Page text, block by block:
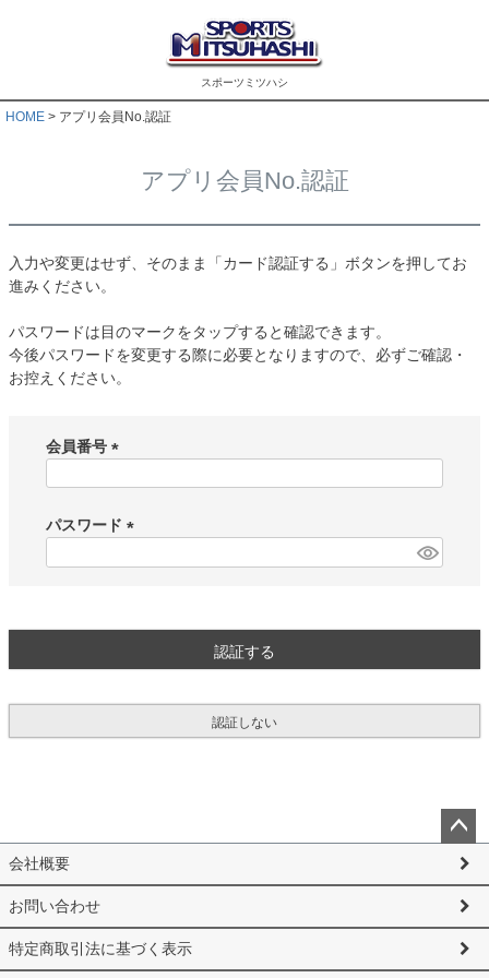
スポーツミツハシ
HOME アプリ会員No.認証
アプリ会員No.認証
入力や変更はせず、そのまま「カード認証する」ボタンを押してお
進みください。
パスワードは目のマークをタップすると確認できます。
今後パスワードを変更する際に必要となりますので、必ずご確認・
お控えください。
会員番号
須
)
パスワード
認証する
認証しない
ペー
ップ
へ
会社概要
お問い合わせ
特定商取引法に基づく表示